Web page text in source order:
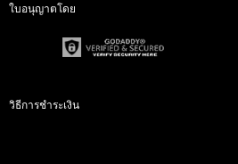
ใบอนุญาตโดย
วิธีการชำระเงิน